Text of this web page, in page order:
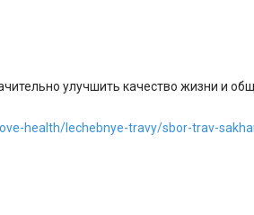
улучшить качество жизни и
health/lechebnye-travy/sbor-trav-